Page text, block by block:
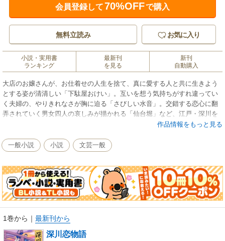
会員登録して70%OFFで購入
無料立読み お気に入り
小説・実用書
ランキング
最新刊
を見る
新刊
自動購入
大店のお嬢さんが、お仕着せの人生を捨て、真に愛する人と共に生きよう
とする姿が清清しい「下駄屋おけい」。互いを想う気持ちがすれ違ってい
く夫婦の、やりきれなさが胸に迫る「さびしい水音」。交錯する恋心に翻
弄されていく男女四人の哀しみが描かれる「仙台堀」など、江戸・深川を
舞台に繰りひろげられる、六つの切ない恋物語。第21回吉川英治文学新人
作品情報をもっと見る
一般小説 小説 文芸一般
1巻から ｜ 最新刊から
深川恋物語